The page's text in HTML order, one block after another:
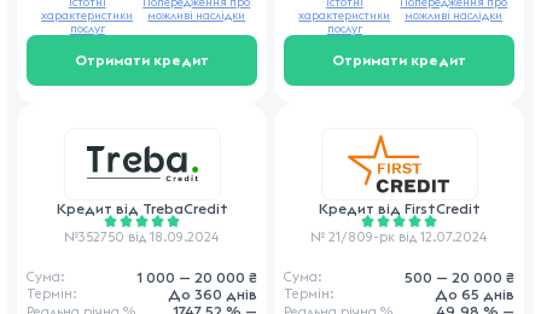
Отримати кредит
характеристики
послуг
можливі наслідки
Отримати кредит
характеристики
послуг
можливі наслідки
Кредит від TrebaCredit
№352750 від 18.09.2024
Сума: 1 000 — 20 000 ₴
Термін: До 360 днів
1747.52 % —
Кредит від FirstCredit
№ 21/809-рк від 12.07.2024
Сума: 500 — 20 000 ₴
Термін: До 65 днів
49.98 % —